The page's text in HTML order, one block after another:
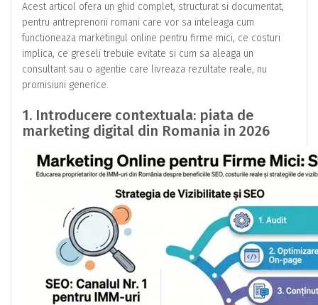
Acest articol ofera un ghid complet, structurat si documentat,
pentru antreprenorii romani care vor sa inteleaga cum
functioneaza marketingul online pentru firme mici, ce costuri
implica, ce greseli trebuie evitate si cum sa aleaga un
consultant sau o agentie care livreaza rezultate reale, nu
promisiuni generice.
1. Introducere contextuala: piata de
marketing digital din Romania in 2026